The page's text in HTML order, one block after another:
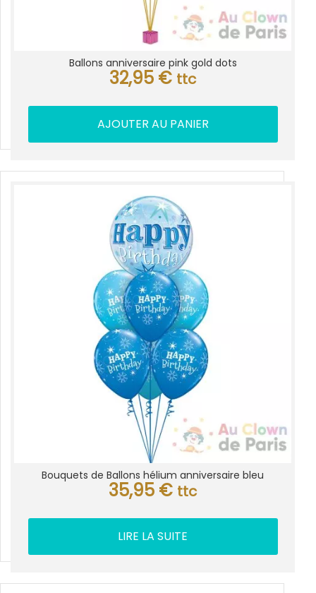
Ballons anniversaire pink gold dots
32,95 € ttc
AJOUTER AU PANIER
Bouquets de Ballons hélium anniversaire bleu
35,95 € ttc
LIRE LA SUITE